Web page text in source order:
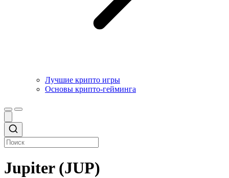
Лучшие крипто игры
Основы крипто-гейминга
Jupiter (JUP)